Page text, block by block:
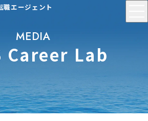
職エージェント
MEDIA
Career Lab